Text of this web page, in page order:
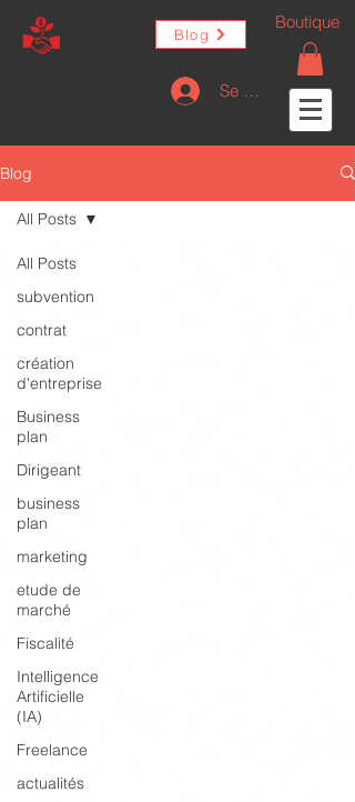
Blog
Se connecter
Boutique
Blog
All Posts
subvention
contrat
création
d'entreprise
Business
plan
Dirigeant
business
plan
marketing
etude de
marché
Fiscalité
Intelligence
Artificielle
(IA)
Freelance
actualités
All Posts